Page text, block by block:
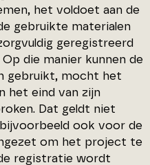
het voldoet aan de
gebruikte materialen
geregistreerd
die manier kunnen de
gebruikt, mocht het
het eind van zijn
Dat geldt niet
ook voor de
om het project te
registratie wordt